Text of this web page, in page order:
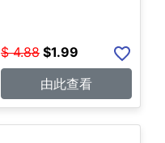
$ 4.88 $1.99
由此查看